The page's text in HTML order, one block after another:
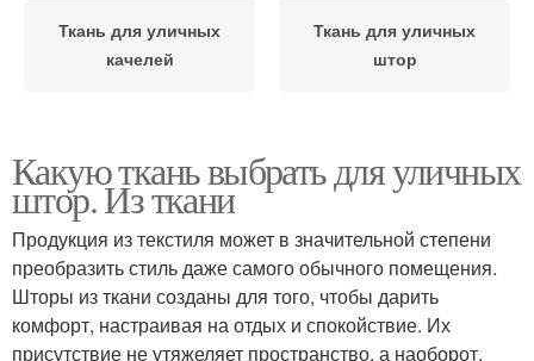
Ткань для уличных
качелей
Ткань для уличных
штор
Какую ткань выбрать для уличных
штор. Из ткани
Продукция из текстиля может в значительной степени
преобразить стиль даже самого обычного помещения.
Шторы из ткани созданы для того, чтобы дарить
комфорт, настраивая на отдых и спокойствие. Их
присутствие не утяжеляет пространство, а наоборот,